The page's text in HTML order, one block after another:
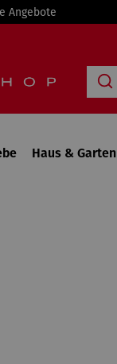
springen
Angebote
Haus & Garten